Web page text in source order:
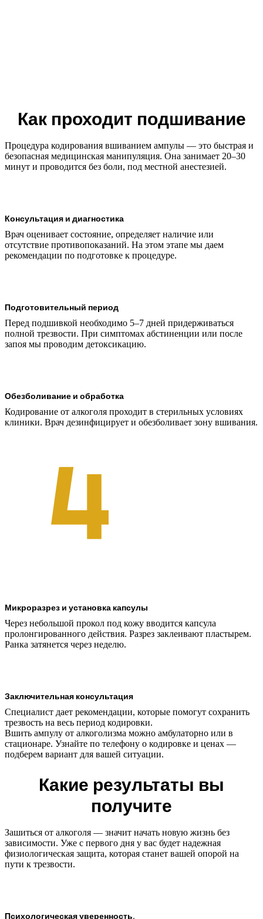
Как проходит подшивание
Процедура кодирования вшиванием ампулы — это быстрая и
безопасная медицинская манипуляция. Она занимает 20–30
минут и проводится без боли, под местной анестезией.
Консультация и диагностика
Врач оценивает состояние, определяет наличие или
отсутствие противопоказаний. На этом этапе мы даем
рекомендации по подготовке к процедуре.
Подготовительный период
Перед подшивкой необходимо 5–7 дней придерживаться
полной трезвости. При симптомах абстиненции или после
запоя мы проводим детоксикацию.
Обезболивание и обработка
Кодирование от алкоголя проходит в стерильных условиях
клиники. Врач дезинфицирует и обезболивает зону вшивания.
Микроразрез и установка капсулы
Через небольшой прокол под кожу вводится капсула
пролонгированного действия. Разрез заклеивают пластырем.
Ранка затянется через неделю.
Заключительная консультация
Специалист дает рекомендации, которые помогут сохранить
трезвость на весь период кодировки.
Вшить ампулу от алкоголизма можно амбулаторно или в
стационаре. Узнайте по телефону о кодировке и ценах —
подберем вариант для вашей ситуации.
Какие результаты вы
получите
Зашиться от алкоголя — значит начать новую жизнь без
зависимости. Уже с первого дня у вас будет надежная
физиологическая защита, которая станет вашей опорой на
пути к трезвости.
Психологическая уверенность.